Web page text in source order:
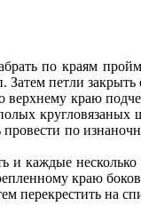
по краям
Затем петли
верхнему краю
кругловязаных
по
и каждые
краю
перекрестить на